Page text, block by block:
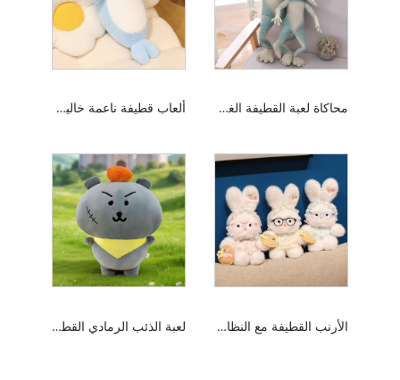
ألعاب قطيفة ناعمة خالية من التساقط محاكاة لعبة القطيفة الغريبة
لعبة الذئب الرمادي القطيفة الأرنب القطيفة مع النظارات